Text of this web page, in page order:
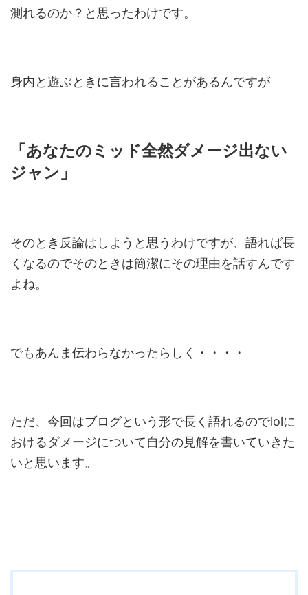
測れるのか？と思ったわけです。
身内と遊ぶときに言われることがあるんですが
「あなたのミッド全然ダメージ出ない
ジャン」
そのとき反論はしようと思うわけですが、語れば長
くなるのでそのときは簡潔にその理由を話すんです
よね。
でもあんま伝わらなかったらしく・・・・
ただ、今回はブログという形で長く語れるのでlolに
おけるダメージについて自分の見解を書いていきた
いと思います。